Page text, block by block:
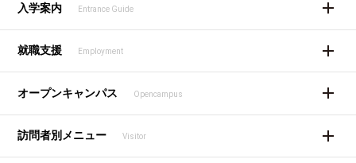
入学案内 Entrance Guide
就職支援 Employment
オープンキャンパス Opencampus
訪問者別メニュー Visitor